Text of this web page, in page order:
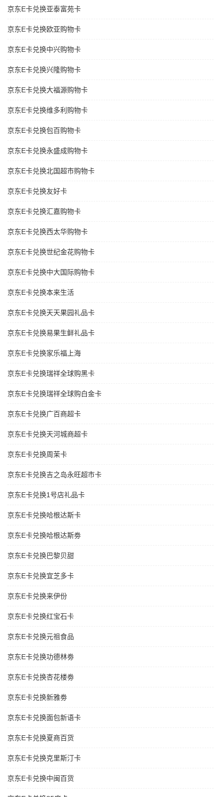
京东E卡兑换亚泰富苑卡
京东E卡兑换欧亚购物卡
京东E卡兑换中兴购物卡
京东E卡兑换兴隆购物卡
京东E卡兑换大福源购物卡
京东E卡兑换维多利购物卡
京东E卡兑换包百购物卡
京东E卡兑换永盛成购物卡
京东E卡兑换北国超市购物卡
京东E卡兑换友好卡
京东E卡兑换汇嘉购物卡
京东E卡兑换西太华购物卡
京东E卡兑换世纪金花购物卡
京东E卡兑换中大国际购物卡
京东E卡兑换本来生活
京东E卡兑换天天果园礼品卡
京东E卡兑换易果生鲜礼品卡
京东E卡兑换家乐福上海
京东E卡兑换瑞祥全球购黑卡
京东E卡兑换瑞祥全球购白金卡
京东E卡兑换广百商超卡
京东E卡兑换天河城商超卡
京东E卡兑换周茉卡
京东E卡兑换吉之岛永旺超市卡
京东E卡兑换1号店礼品卡
京东E卡兑换哈根达斯卡
京东E卡兑换哈根达斯劵
京东E卡兑换巴黎贝甜
京东E卡兑换宜芝多卡
京东E卡兑换来伊份
京东E卡兑换红宝石卡
京东E卡兑换元祖食品
京东E卡兑换功德林劵
京东E卡兑换杏花楼劵
京东E卡兑换新雅劵
京东E卡兑换面包新语卡
京东E卡兑换夏商百货
京东E卡兑换克里斯汀卡
京东E卡兑换中闽百货